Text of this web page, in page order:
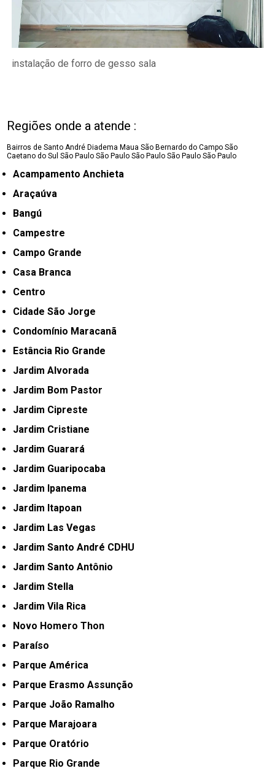
instalação de forro de gesso sala
Regiões onde a atende :
Bairros de Santo André Diadema Maua São Bernardo do Campo São
Caetano do SulSão Paulo São Paulo São Paulo São Paulo São Paulo
Acampamento Anchieta
Araçaúva
Bangú
Campestre
Campo Grande
Casa Branca
Centro
Cidade São Jorge
Condomínio Maracanã
Estância Rio Grande
Jardim Alvorada
Jardim Bom Pastor
Jardim Cipreste
Jardim Cristiane
Jardim Guarará
Jardim Guaripocaba
Jardim Ipanema
Jardim Itapoan
Jardim Las Vegas
Jardim Santo André CDHU
Jardim Santo Antônio
Jardim Stella
Jardim Vila Rica
Novo Homero Thon
Paraíso
Parque América
Parque Erasmo Assunção
Parque João Ramalho
Parque Marajoara
Parque Oratório
Parque Rio Grande